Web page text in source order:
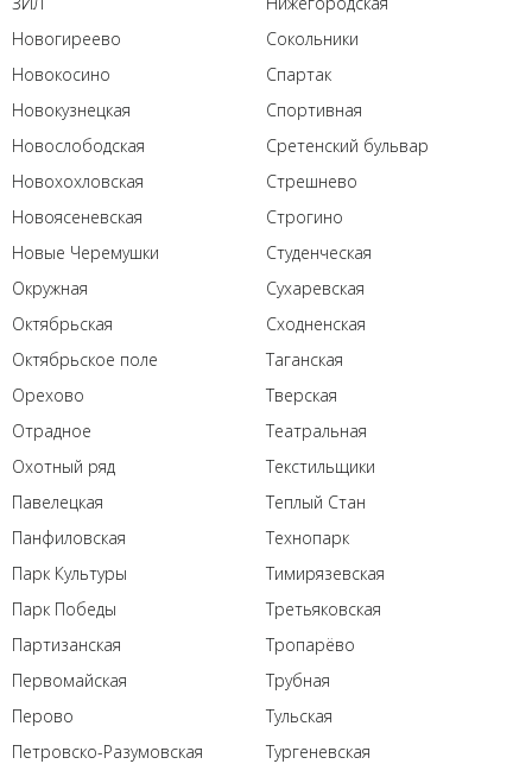
Новогиреево
Новокосино
Новокузнецкая
Новослободская
Новохохловская
Новоясеневская
Новые Черемушки
Окружная
Октябрьская
Октябрьское поле
Орехово
Отрадное
Охотный ряд
Павелецкая
Панфиловская
Парк Культуры
Парк Победы
Партизанская
Первомайская
Перово
Петровско-Разумовская
Сокольники
Спартак
Спортивная
Сретенский бульвар
Стрешнево
Строгино
Студенческая
Сухаревская
Сходненская
Таганская
Тверская
Театральная
Текстильщики
Теплый Стан
Технопарк
Тимирязевская
Третьяковская
Тропарёво
Трубная
Тульская
Тургеневская